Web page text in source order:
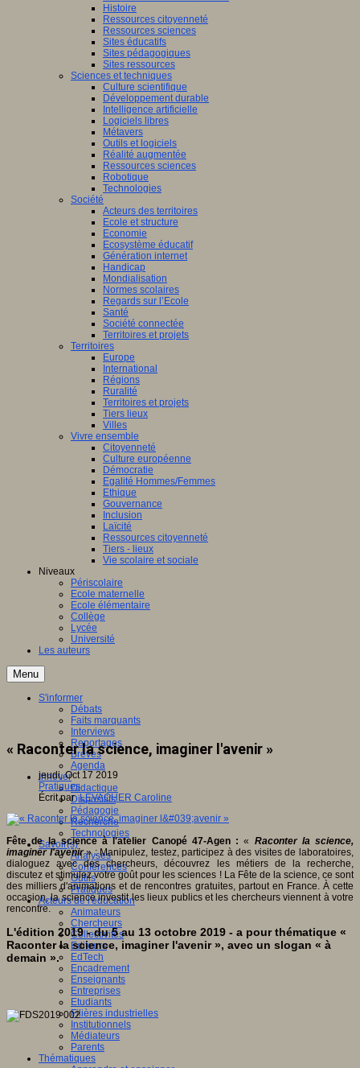
Histoire
Ressources citoyenneté
Ressources sciences
Sites éducatifs
Sites pédagogiques
Sites ressources
Sciences et techniques
Culture scientifique
Développement durable
Intelligence artificielle
Logiciels libres
Métavers
Outils et logiciels
Réalité augmentée
Ressources sciences
Robotique
Technologies
Société
Acteurs des territoires
Ecole et structure
Economie
Ecosystème éducatif
Génération internet
Handicap
Mondialisation
Normes scolaires
Regards sur l’Ecole
Santé
Société connectée
Territoires et projets
Territoires
Europe
International
Régions
Ruralité
Territoires et projets
Tiers lieux
Villes
Vivre ensemble
Citoyenneté
Culture européenne
Démocratie
Egalité Hommes/Femmes
Ethique
Gouvernance
Inclusion
Laïcité
Ressources citoyenneté
Tiers - lieux
Vie scolaire et sociale
Niveaux
Périscolaire
Ecole maternelle
Ecole élémentaire
Collège
Lycée
Université
Les auteurs
Menu
S'informer
Débats
Faits marquants
Interviews
Reportages
Brèves
Agenda
Innover
Didactique
Dispositifs
Pédagogie
Recherche
Technologies
Savoir(s)
Analyses
Conférences
Outils
Pratiques
Acteurs de l'éducation
Animateurs
Chercheurs
Collectivités
Editeurs
EdTech
Encadrement
Enseignants
Entreprises
Etudiants
Filières industrielles
Institutionnels
Médiateurs
Parents
Thématiques
« Raconter la science, imaginer l'avenir »
jeudi, Oct 17 2019
Pratiques
Écrit parLEVACHER Caroline
Fête de la science à l'atelier Canopé 47-Agen : « Raconter la science,
imaginer l'avenir» : Manipulez, testez, participez à des visites de laboratoires,
dialoguez avec des chercheurs, découvrez les métiers de la recherche,
discutez et stimulez votre goût pour les sciences ! La Fête de la science, ce sont
des milliers d'animations et de rencontres gratuites, partout en France. À cette
occasion, la science investit les lieux publics et les chercheurs viennent à votre
rencontre.
L'édition 2019 - du 5 au 13 octobre 2019 - a pour thématique «
Raconter la science, imaginer l'avenir », avec un slogan « à
demain ».